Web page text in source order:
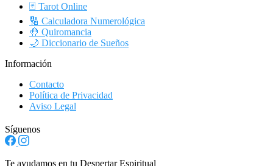
🃏 Tarot Online
🔢 Calculadora Numerológica
🤚 Quiromancia
🌙 Diccionario de Sueños
Información
Contacto
Política de Privacidad
Aviso Legal
Síguenos
Te ayudamos en tu Despertar Espiritual